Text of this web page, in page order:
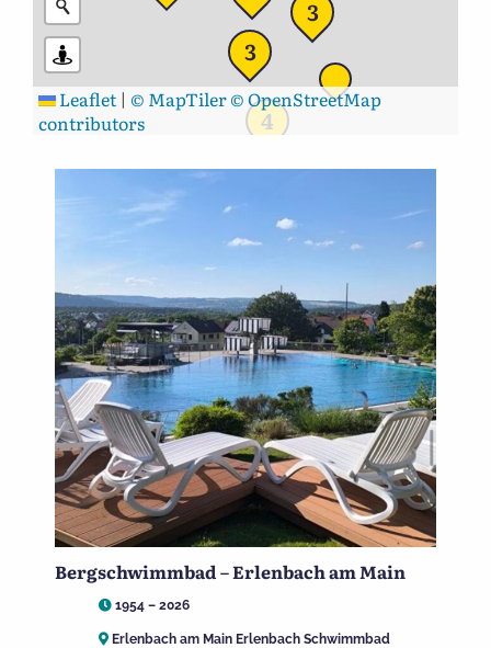
3
4
3
Leaflet | © MapTiler© OpenStreetMap
contributors
Bergschwimmbad – Erlenbach am Main
1954 – 2026
Erlenbach am Main Erlenbach Schwimmbad